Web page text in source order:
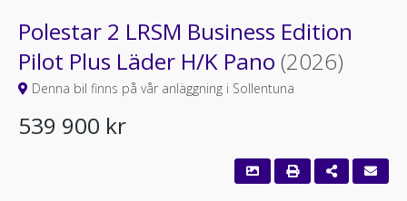
Polestar 2 LRSM Business Edition
Pilot Plus Läder H/K Pano (2026)
Denna bil finns på vår anläggning i Sollentuna
539 900 kr